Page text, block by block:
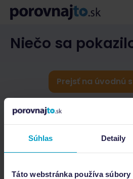
Súhlas Detaily
Táto webstránka používa súbory
Niečo sa
Prejsť na úvodnú